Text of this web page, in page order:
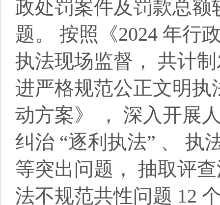
政处罚案件及罚款总额
题。 按照《2024 年行
执法现场监督， 共计
进严格规范公正文明执
动方案》 ， 深入开展
纠治 “逐利执法” 、 执
等突出问题， 抽取评
法不规范共性问题 12